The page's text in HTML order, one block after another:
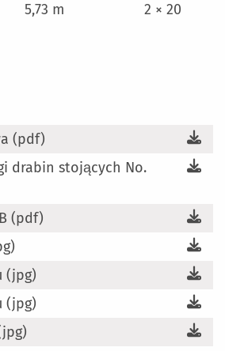
5,73 m 2 × 20
(pdf)
drabin stojących No.
(pdf)
(jpg)
(jpg)